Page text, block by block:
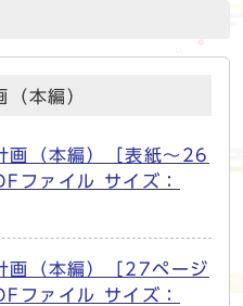
本編）
画（本編）［表紙～26
ファイル サイズ：
画（本編）［27ページ
ファイル サイズ：